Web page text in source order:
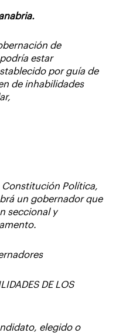
de
estar
por guía de
de inhabilidades
Constitución Política,
un gobernador que
seccional y
DE LOS
elegido o